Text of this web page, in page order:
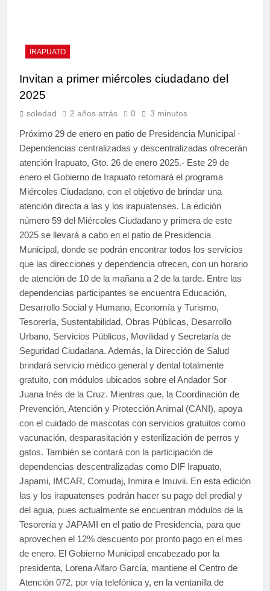
IRAPUATO
Invitan a primer miércoles ciudadano del
2025
soledad 2 años atrás 0 3 minutos
Próximo 29 de enero en patio de Presidencia Municipal ·
Dependencias centralizadas y descentralizadas ofrecerán
atención Irapuato, Gto. 26 de enero 2025.- Este 29 de
enero el Gobierno de Irapuato retomará el programa
Miércoles Ciudadano, con el objetivo de brindar una
atención directa a las y los irapuatenses. La edición
número 59 del Miércoles Ciudadano y primera de este
2025 se llevará a cabo en el patio de Presidencia
Municipal, donde se podrán encontrar todos los servicios
que las direcciones y dependencia ofrecen, con un horario
de atención de 10 de la mañana a 2 de la tarde. Entre las
dependencias participantes se encuentra Educación,
Desarrollo Social y Humano, Economía y Turismo,
Tesorería, Sustentabilidad, Obras Públicas, Desarrollo
Urbano, Servicios Públicos, Movilidad y Secretaría de
Seguridad Ciudadana. Además, la Dirección de Salud
brindará servicio médico general y dental totalmente
gratuito, con módulos ubicados sobre el Andador Sor
Juana Inés de la Cruz. Mientras que, la Coordinación de
Prevención, Atención y Protección Animal (CANI), apoya
con el cuidado de mascotas con servicios gratuitos como
vacunación, desparasitación y esterilización de perros y
gatos. También se contará con la participación de
dependencias descentralizadas como DIF Irapuato,
Japami, IMCAR, Comudaj, Inmira e Imuvii. En esta edición
las y los irapuatenses podrán hacer su pago del predial y
del agua, pues actualmente se encuentran módulos de la
Tesorería y JAPAMI en el patio de Presidencia, para que
aprovechen el 12% descuento por pronto pago en el mes
de enero. El Gobierno Municipal encabezado por la
presidenta, Lorena Alfaro García, mantiene el Centro de
Atención 072, por vía telefónica y, en la ventanilla de